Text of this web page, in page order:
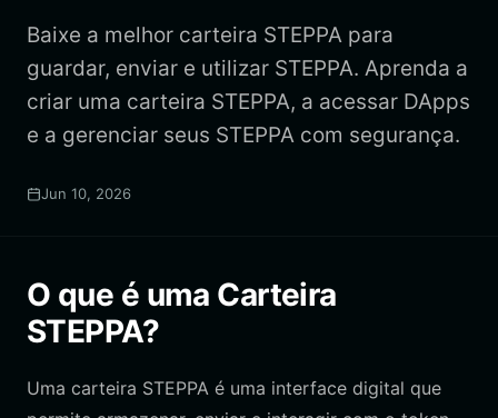
Baixe a melhor carteira STEPPA para
guardar, enviar e utilizar STEPPA. Aprenda a
criar uma carteira STEPPA, a acessar DApps
e a gerenciar seus STEPPA com segurança.
Jun 10, 2026
O que é uma Carteira
STEPPA?
Uma carteira STEPPA é uma interface digital que